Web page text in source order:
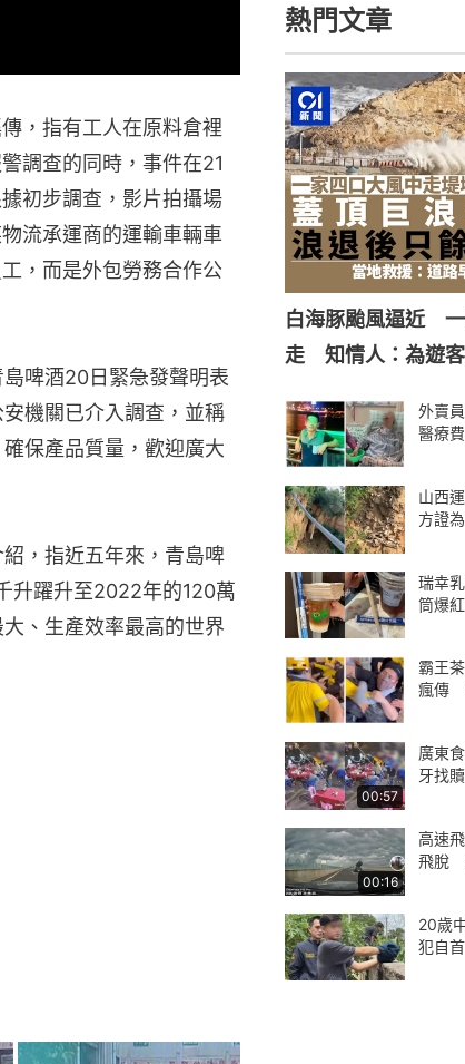
，指有工人在原料倉裡
調查的同時，事件在21
初步調查，影片拍攝場
流承運商的運輸車輛車
，而是外包勞務合作公
啤酒20日緊急發聲明表
機關已介入調查，並稱
保產品質量，歡迎廣大
，指近五年來，青島啤
升躍升至2022年的120萬
、生產效率最高的世界
熱門文章
白海豚颱風逼近
走 知情人：為遊
外賣
醫療
山西
方證
瑞幸
筒爆
霸王
瘋傳
00:57
廣東
牙找
00:16
高速
飛脫
20歲
犯自